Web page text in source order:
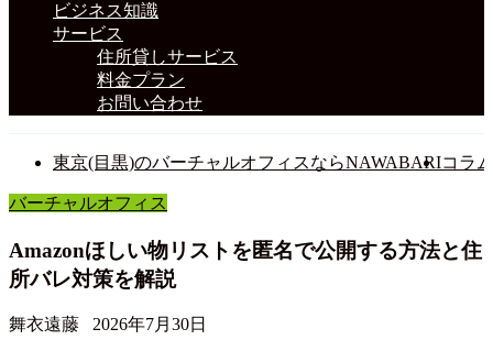
ビジネス知識
サービス
住所貸しサービス
料金プラン
お問い合わせ
東京(目黒)のバーチャルオフィスならNAWABARIコラ
バーチャルオフィス
Amazonほしい物リストを匿名で公開する方法と住
所バレ対策を解説
舞衣遠藤 2026年7月30日